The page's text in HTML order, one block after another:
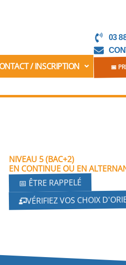
/ INSCRIPTION
03
📅
NIVEAU 5 (BAC+2)
EN CONTINUE OU EN
📅 ÊTRE RAPPELÉ
VÉRIFIEZ VOS CHOIX